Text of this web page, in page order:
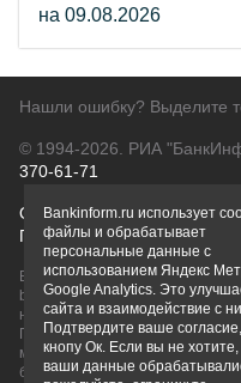
на 09.08.2026
Нашли ошибку? Выделите
© 1994-2026. РИА
370-61-71
О проектеПолитика
Правовая информацияДля
Вся информация о продуктах
bankinform.ru, носит
не является публичной
ГК РФ. Информация не
может быть изменена.
банков или при личном
Bankinform.ru использует
файлы и обрабатывает
персональные данные с
использованием Яндекс
Google Analytics. Это
сайта и взаимодействие с
Подтвердите ваше
кнопу Ок. Если вы не
ваши данные